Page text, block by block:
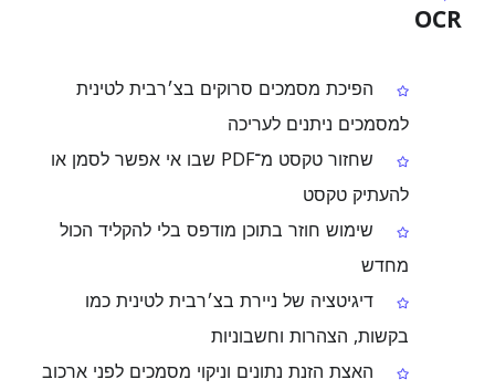
OCR
הפיכת מסמכים סרוקים בצ׳רבית לטינית
למסמכים ניתנים לעריכה
שחזור טקסט מ־PDF שבו אי אפשר לסמן או
להעתיק טקסט
שימוש חוזר בתוכן מודפס בלי להקליד הכול
מחדש
דיגיטציה של ניירת בצ׳רבית לטינית כמו
בקשות, הצהרות וחשבוניות
האצת הזנת נתונים וניקוי מסמכים לפני ארכוב